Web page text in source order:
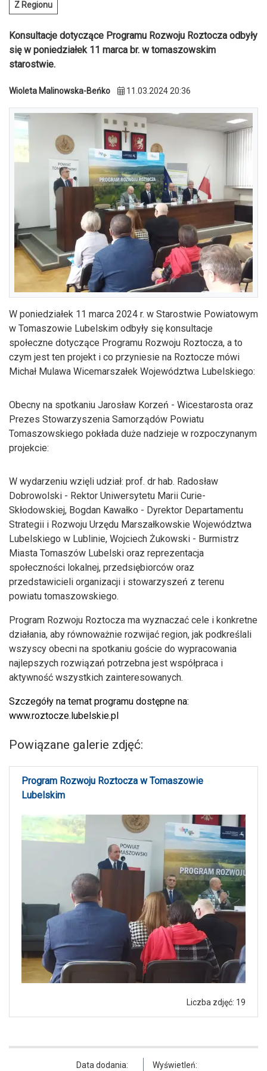
Z Regionu
Konsultacje dotyczące Programu Rozwoju Roztocza odbyły
się w poniedziałek 11 marca br. w tomaszowskim
starostwie.
Wioleta Malinowska-Beńko 11.03.2024 20:36
W poniedziałek 11 marca 2024 r. w Starostwie Powiatowym
w Tomaszowie Lubelskim odbyły się konsultacje
społeczne dotyczące Programu Rozwoju Roztocza, a to
czym jest ten projekt i co przyniesie na Roztocze mówi
Michał Mulawa Wicemarszałek Województwa Lubelskiego:
Obecny na spotkaniu Jarosław Korzeń - Wicestarosta oraz
Prezes Stowarzyszenia Samorządów Powiatu
Tomaszowskiego pokłada duże nadzieje w rozpoczynanym
projekcie:
W wydarzeniu wzięli udział: prof. dr hab. Radosław
Dobrowolski - Rektor Uniwersytetu Marii Curie-
Skłodowskiej, Bogdan Kawałko - Dyrektor Departamentu
Strategii i Rozwoju Urzędu Marszałkowskie Województwa
Lubelskiego w Lublinie, Wojciech Żukowski - Burmistrz
Miasta Tomaszów Lubelski oraz reprezentacja
społeczności lokalnej, przedsiębiorców oraz
przedstawicieli organizacji i stowarzyszeń z terenu
powiatu tomaszowskiego.
Program Rozwoju Roztocza ma wyznaczać cele i konkretne
działania, aby równoważnie rozwijać region, jak podkreślali
wszyscy obecni na spotkaniu goście do wypracowania
najlepszych rozwiązań potrzebna jest współpraca i
aktywność wszystkich zainteresowanych.
Szczegóły na temat programu dostępne na:
www.roztocze.lubelskie.pl
Powiązane galerie zdjęć:
Program Rozwoju Roztocza w Tomaszowie
Lubelskim
Liczba zdjęć: 19
Data dodania: Wyświetleń: